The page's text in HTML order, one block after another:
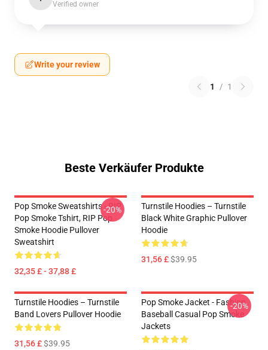
Verified owner
Write your review
1 / 1
Beste Verkäufer Produkte
Pop Smoke Sweatshirts - RIP
Pop Smoke Tshirt, RIP Pop
Smoke Hoodie Pullover
Sweatshirt
32,35 £ - 37,88 £
-20%
Turnstile Hoodies – Turnstile
Black White Graphic Pullover
Hoodie
31,56 £$39.95
Turnstile Hoodies – Turnstile
Band Lovers Pullover Hoodie
31,56 £$39.95
Pop Smoke Jacket - Fashion
Baseball Casual Pop Smoke
Jackets
-20%